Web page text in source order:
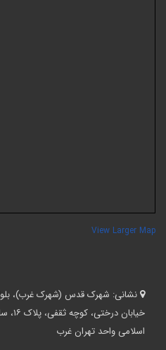
View Larger
نشانی:شهرک قدس (شهرک غرب)، بلوار
خیابان
اسلامی واحد تهران غرب